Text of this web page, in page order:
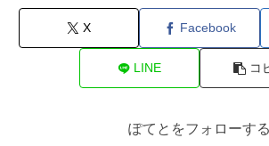
X Facebook
LINE コ
ぽてとをフォローする